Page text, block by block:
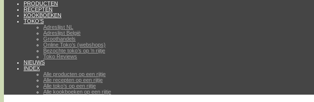
PRODUCTEN
RECEPTEN
KOOKBOEKEN
TOKO’S
Adreslijst NL
Adreslijst België
Groothandels
Online Toko’s (webshops)
Bezochte toko’s op ’n rijtje
Toko Reviews
NIEUWS
INDEX
Alle producten op een rijtje
Alle recepten op een rijtje
Alle toko’s op een rijtje
Alle kookboeken op een rijtje